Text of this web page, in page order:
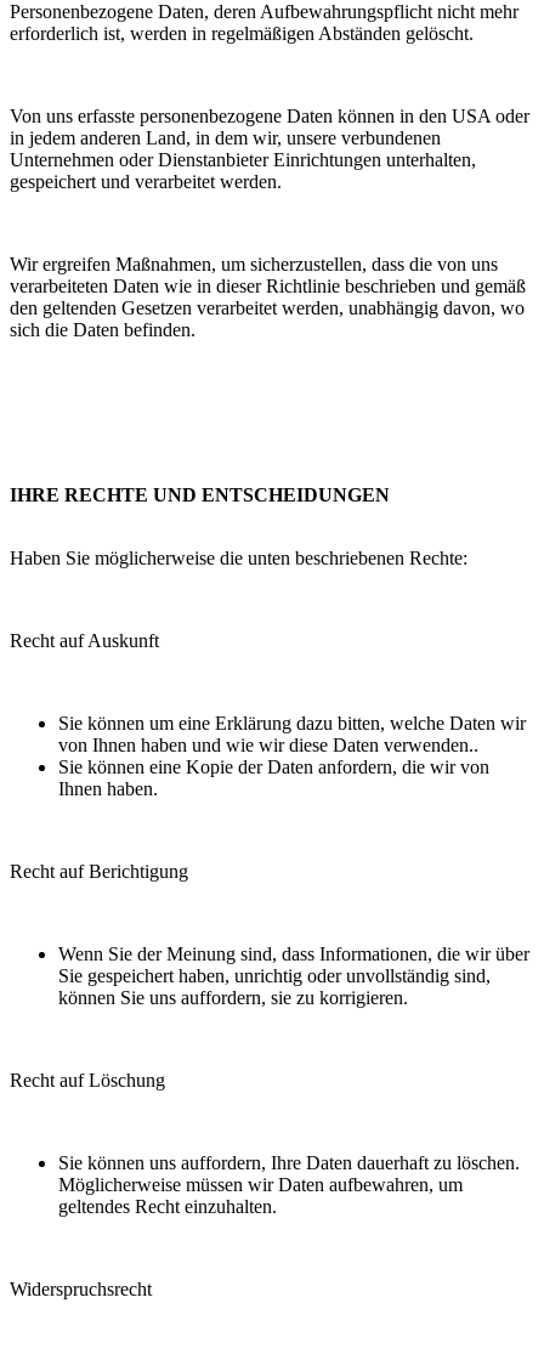
Personenbezogene Daten, deren Aufbewahrungspflicht nicht mehr
erforderlich ist, werden in regelmäßigen Abständen gelöscht.
Von uns erfasste personenbezogene Daten können in den USA oder
in jedem anderen Land, in dem wir, unsere verbundenen
Unternehmen oder Dienstanbieter Einrichtungen unterhalten,
gespeichert und verarbeitet werden.
Wir ergreifen Maßnahmen, um sicherzustellen, dass die von uns
verarbeiteten Daten wie in dieser Richtlinie beschrieben und gemäß
den geltenden Gesetzen verarbeitet werden, unabhängig davon, wo
sich die Daten befinden.
IHRE RECHTE UND ENTSCHEIDUNGEN
Haben Sie möglicherweise die unten beschriebenen Rechte:
Recht auf Auskunft
Sie können um eine Erklärung dazu bitten, welche Daten wir
von Ihnen haben und wie wir diese Daten verwenden..
Sie können eine Kopie der Daten anfordern, die wir von
Ihnen haben.
Recht auf Berichtigung
Wenn Sie der Meinung sind, dass Informationen, die wir über
Sie gespeichert haben, unrichtig oder unvollständig sind,
können Sie uns auffordern, sie zu korrigieren.
Recht auf Löschung
Sie können uns auffordern, Ihre Daten dauerhaft zu löschen.
Möglicherweise müssen wir Daten aufbewahren, um
geltendes Recht einzuhalten.
Widerspruchsrecht